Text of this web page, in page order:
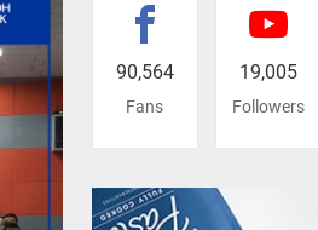
90,564
Fans
19,005
Followers